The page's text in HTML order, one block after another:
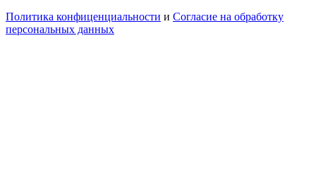
Политика конфиценциальности и Согласие на обработку
персональных данных